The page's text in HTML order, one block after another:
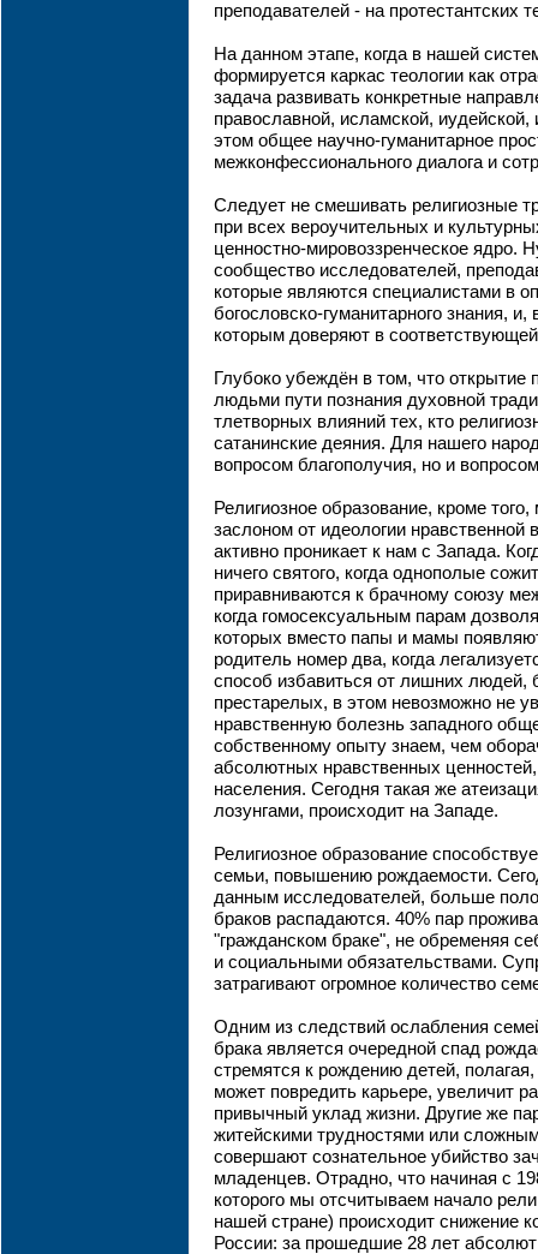
преподавателей - на протестантских
На данном этапе, когда в нашей
формируется каркас теологии как
задача развивать конкретные
православной, исламской,
этом общее научно-гуманитарное
межконфессионального диалога и
Следует не смешивать религиозные
при всех вероучительных и
ценностно-мировоззренческое ядро.
сообщество исследователей,
которые являются специалистами в
богословско-гуманитарного знания,
которым доверяют в
Глубоко убеждён в том, что
людьми пути познания духовной
тлетворных влияний тех, кто
сатанинские деяния. Для нашего
вопросом благополучия, но и
Религиозное образование, кроме
заслоном от идеологии нравственной
активно проникает к нам с Запада.
ничего святого, когда однополые
приравниваются к брачному союзу
когда гомосексуальным парам
которых вместо папы и мамы
родитель номер два, когда
способ избавиться от лишних людей,
престарелых, в этом невозможно не
нравственную болезнь западного
собственному опыту знаем, чем
абсолютных нравственных
населения. Сегодня такая же
лозунгами, происходит на Западе.
Религиозное образование
семьи, повышению рождаемости.
данным исследователей, больше
браков распадаются. 40% пар
"гражданском браке", не обременяя
и социальными обязательствами.
затрагивают огромное количество
Одним из следствий ослабления
брака является очередной спад
стремятся к рождению детей,
может повредить карьере, увеличит
привычный уклад жизни. Другие же
житейскими трудностями или
совершают сознательное убийство
младенцев. Отрадно, что начиная с
которого мы отсчитываем начало
нашей стране) происходит снижение
России: за прошедшие 28 лет